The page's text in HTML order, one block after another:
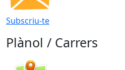
Subscriu-te
Plànol / Carrers